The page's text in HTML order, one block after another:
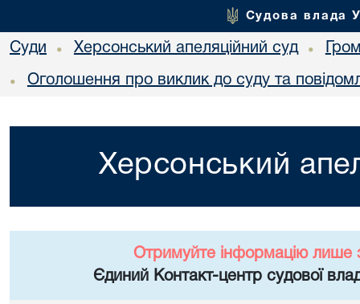
Судова влада
Суди • Херсонський апеляційний суд •
• Оголошення про виклик до суду та
Херсонський
Отримуйте інформацію лише
Єдиний Контакт-центр судової